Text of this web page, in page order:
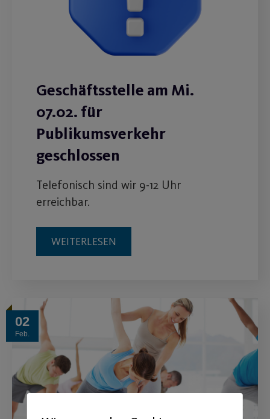
Geschäftsstelle am Mi.
07.02. für
Publikumsverkehr
geschlossen
Telefonisch sind wir 9-12 Uhr
erreichbar.
WEITERLESEN
02
Feb.